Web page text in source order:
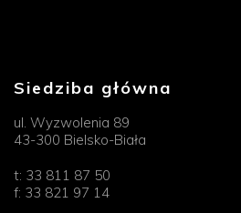
Siedziba główna
ul. Wyzwolenia 89
43-300 Bielsko-Biała
t: 33 811 87 50
f: 33 821 97 14